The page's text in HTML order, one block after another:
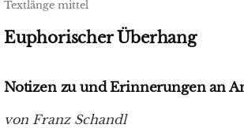
Textlänge mittel
Euphorischer Überhang
Notizen zu und Erinnerungen an
von Franz Schandl